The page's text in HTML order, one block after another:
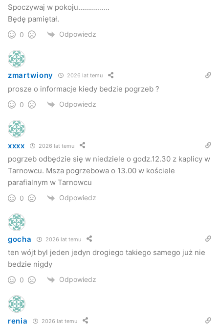
Spoczywaj w pokoju…………….
Będę pamiętał.
0 Odpowiedz
zmartwiony 2026 lat temu
prosze o informacje kiedy bedzie pogrzeb ?
0 Odpowiedz
xxxx 2026 lat temu
pogrzeb odbędzie się w niedziele o godz.12.30 z kaplicy w
Tarnowcu. Msza pogrzebowa o 13.00 w kościele
parafialnym w Tarnowcu
0 Odpowiedz
gocha 2026 lat temu
ten wójt byl jeden jedyn drogiego takiego samego już nie
bedzie nigdy
0 Odpowiedz
renia 2026 lat temu